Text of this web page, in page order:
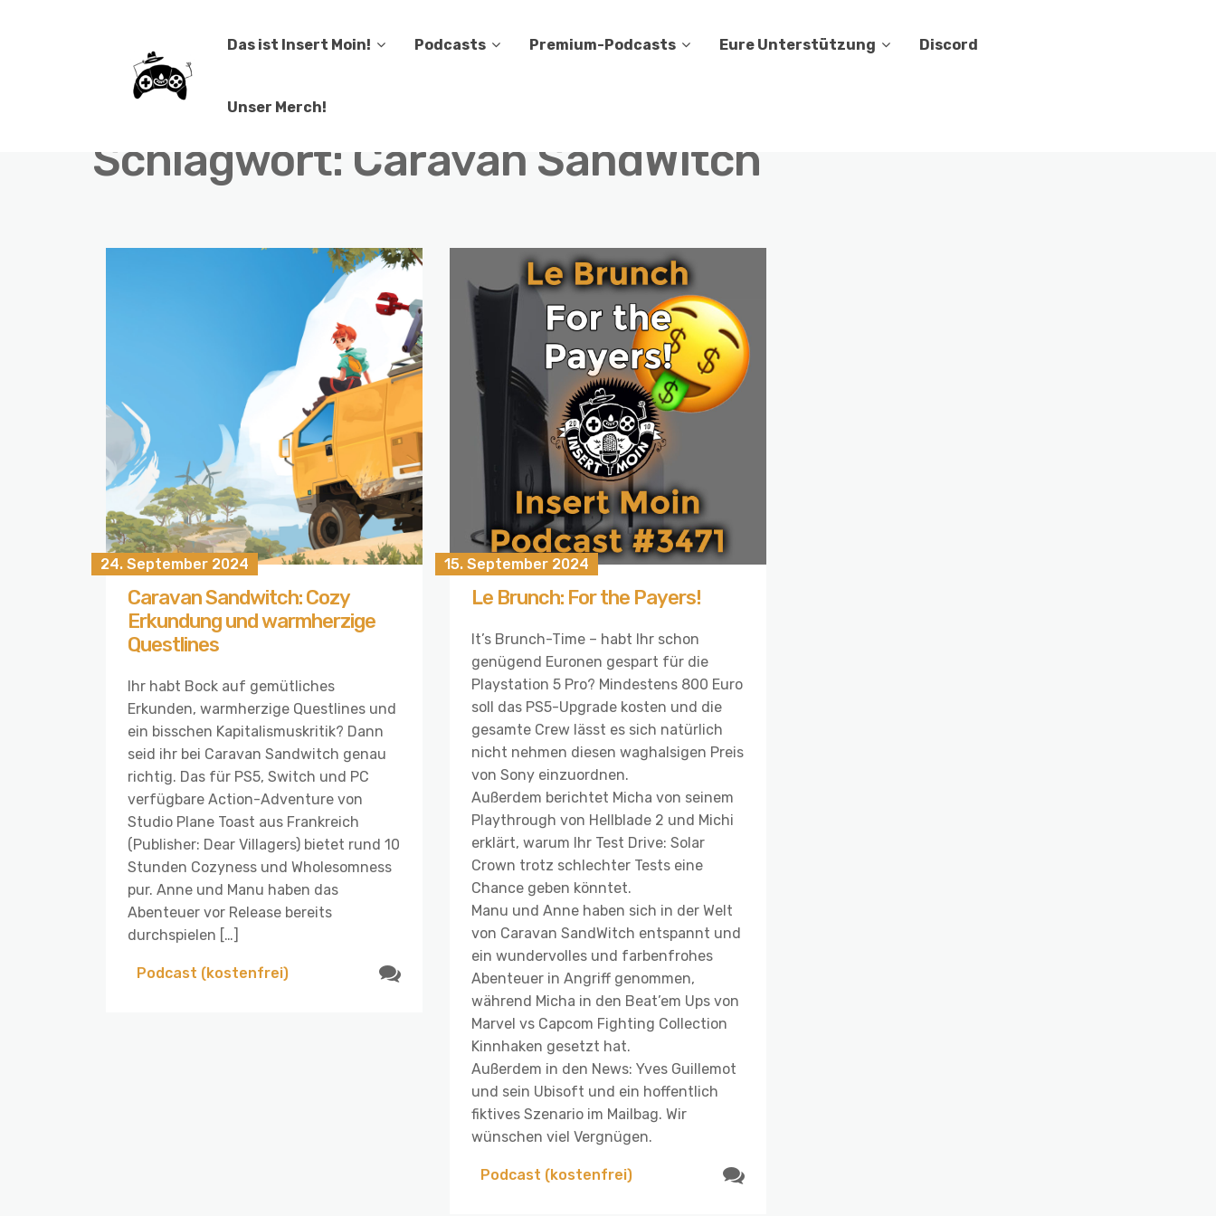
Das ist Insert Moin! Podcasts Premium-Podcasts Eure Unterstützung Discord
Unser Merch!
Schlagwort: Caravan SandWitch
24. September 2024
Caravan Sandwitch: Cozy
Erkundung und warmherzige
Questlines
Ihr habt Bock auf gemütliches
Erkunden, warmherzige Questlines und
ein bisschen Kapitalismuskritik? Dann
seid ihr bei Caravan Sandwitch genau
richtig. Das für PS5, Switch und PC
verfügbare Action-Adventure von
Studio Plane Toast aus Frankreich
(Publisher: Dear Villagers) bietet rund 10
Stunden Cozyness und Wholesomness
pur. Anne und Manu haben das
Abenteuer vor Release bereits
durchspielen […]
Podcast (kostenfrei)
15. September 2024
Le Brunch: For the Payers!
It’s Brunch-Time – habt Ihr schon
genügend Euronen gespart für die
Playstation 5 Pro? Mindestens 800 Euro
soll das PS5-Upgrade kosten und die
gesamte Crew lässt es sich natürlich
nicht nehmen diesen waghalsigen Preis
von Sony einzuordnen.
Außerdem berichtet Micha von seinem
Playthrough von Hellblade 2 und Michi
erklärt, warum Ihr Test Drive: Solar
Crown trotz schlechter Tests eine
Chance geben könntet.
Manu und Anne haben sich in der Welt
von Caravan SandWitch entspannt und
ein wundervolles und farbenfrohes
Abenteuer in Angriff genommen,
während Micha in den Beat’em Ups von
Marvel vs Capcom Fighting Collection
Kinnhaken gesetzt hat.
Außerdem in den News: Yves Guillemot
und sein Ubisoft und ein hoffentlich
fiktives Szenario im Mailbag. Wir
wünschen viel Vergnügen.
Podcast (kostenfrei)